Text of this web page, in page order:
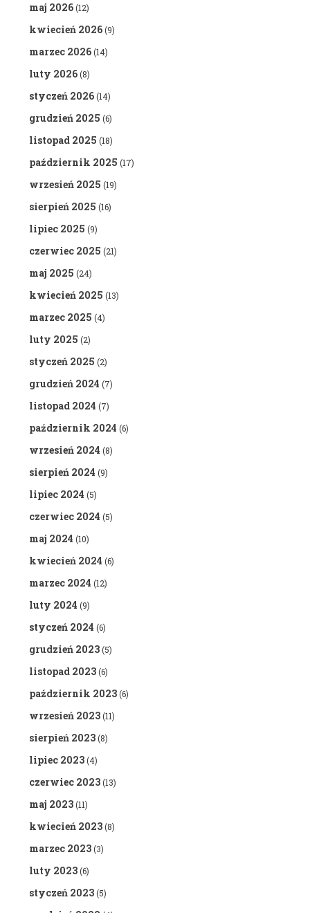
maj 2026(12)
kwiecień 2026(9)
marzec 2026(14)
luty 2026(8)
styczeń 2026(14)
grudzień 2025 (6)
listopad 2025 (18)
październik 2025 (17)
wrzesień 2025 (19)
sierpień 2025 (16)
lipiec 2025 (9)
czerwiec 2025 (21)
maj 2025 (24)
kwiecień 2025 (13)
marzec 2025 (4)
luty 2025 (2)
styczeń 2025 (2)
grudzień 2024 (7)
listopad 2024 (7)
październik 2024 (6)
wrzesień 2024 (8)
sierpień 2024 (9)
lipiec 2024 (5)
czerwiec 2024 (5)
maj 2024 (10)
kwiecień 2024 (6)
marzec 2024 (12)
luty 2024 (9)
styczeń 2024 (6)
grudzień 2023(5)
listopad 2023(6)
październik 2023(6)
wrzesień 2023(11)
sierpień 2023(8)
lipiec 2023(4)
czerwiec 2023(13)
maj 2023(11)
kwiecień 2023(8)
marzec 2023(3)
luty 2023(6)
styczeń 2023(5)